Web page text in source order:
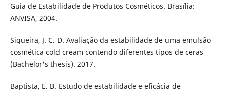
Guia de Estabilidade de Produtos Cosméticos. Brasília:
ANVISA, 2004.
Siqueira, J. C. D. Avaliação da estabilidade de uma emulsão
cosmética cold cream contendo diferentes tipos de ceras
(Bachelor's thesis). 2017.
Baptista, E. B. Estudo de estabilidade e eficácia de